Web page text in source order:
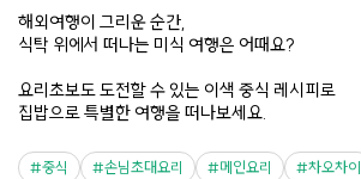
해외여행이 그리운 순간,
식탁 위에서 떠나는 미식 여행은 어때요?
요리초보도 도전할 수 있는 이색 중식 레시피로
집밥으로 특별한 여행을 떠나보세요.
중식 손님초대요리 메인요리 차오차이